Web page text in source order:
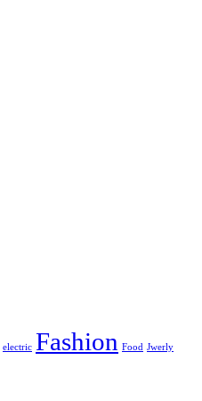
electric Fashion Food Jwerly